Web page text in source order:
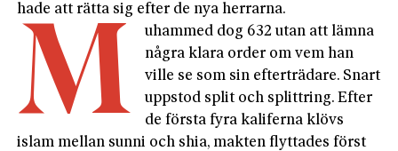
hade att rätta sig efter de nya herrarna.
M
uhammed dog 632 utan att lämna
några klara order om vem han
ville se som sin efterträdare. Snart
uppstod split och splittring. Efter
de första fyra kaliferna klövs
islam mellan sunni och shia, makten flyttades först